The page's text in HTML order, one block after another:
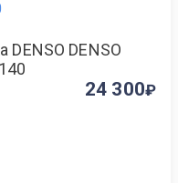
DENSO DENSO
24 300